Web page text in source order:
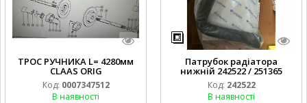
ТРОС РУЧНИКА L= 4280мм
CLAAS ORIG
Код: 0007347512
В наявності
Патрубок радіатора
нижній 242522 / 251365
Код: 242522
В наявності